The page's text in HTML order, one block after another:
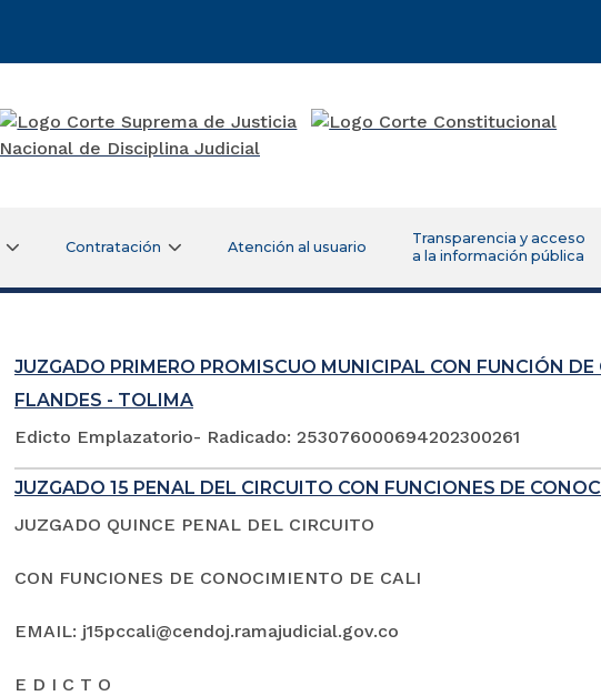
Contratación Atención al usuario
Transparencia y acceso
a la información pública
JUZGADO PRIMERO PROMISCUO MUNICIPAL CON FUNCIÓN
FLANDES - TOLIMA
Edicto Emplazatorio- Radicado: 253076000694202300261
JUZGADO 15 PENAL DEL CIRCUITO CON FUNCIONES DE
JUZGADO QUINCE PENAL DEL CIRCUITO
CON FUNCIONES DE CONOCIMIENTO DE CALI
EMAIL: j15pccali@cendoj.ramajudicial.gov.co
E D I C T O